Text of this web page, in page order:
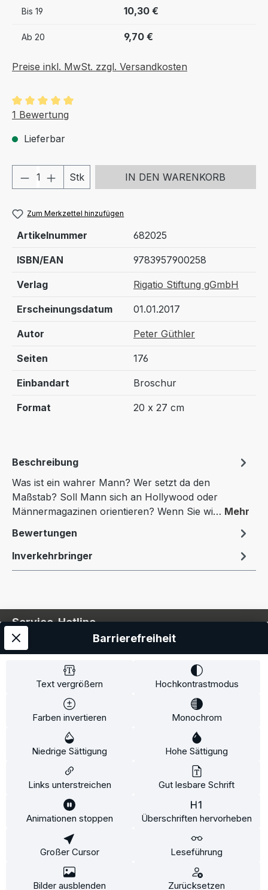
Bis 19 10,30 €
Ab 20 9,70 €
Preise inkl. MwSt. zzgl. Versandkosten
Durchschnittliche Bewertung von 5 von 5 Sternen
1 Bewertung
Lieferbar
Produkt Anzahl: Gib den
Stk IN DEN WARENKORB
Zum Merkzettel hinzufügen
Artikelnummer 682025
ISBN/EAN 9783957900258
Verlag Rigatio Stiftung gGmbH
Erscheinungsdatum 01.01.2017
Autor Peter Güthler
Seiten 176
Einbandart Broschur
Format 20 x 27 cm
Beschreibung
Was ist ein wahrer Mann? Wer setzt da den
Maßstab? Soll Mann sich an Hollywood oder
Männermagazinen orientieren? Wenn Sie wi… Mehr
Bewertungen
Inverkehrbringer
Service-Hotline
Service
Information
* Alle Preise inkl. gesetzl. Mehrwertsteuer zzgl.
und ggf. Nachnahmegebühren, wenn
Text vergrößern Hochkontrastmodus
Farben invertieren Monochrom
Niedrige Sättigung Hohe Sättigung
Links unterstreichen Gut lesbare Schrift
Animationen stoppen Überschriften hervorheben
Großer Cursor Leseführung
Bilder ausblenden Zurücksetzen
Barrierefreiheit
Diese Website verwendet Cookies, um eine bestmögliche
Erfahrung bieten zu können.
Mehr Informationen ...
Nur technisch notwendige
Alle Cookies akzeptieren